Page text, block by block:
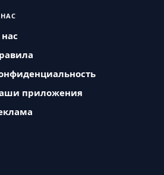
приложения